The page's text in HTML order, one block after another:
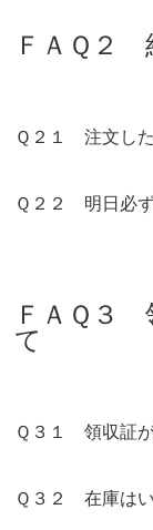
ＦＡＱ２
Ｑ２１ 注文し
Ｑ２２ 明日必ず
ＦＡＱ３
て
Ｑ３１ 領収証
Ｑ３２ 在庫は